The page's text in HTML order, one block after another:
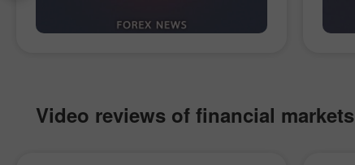
Video reviews of financial markets